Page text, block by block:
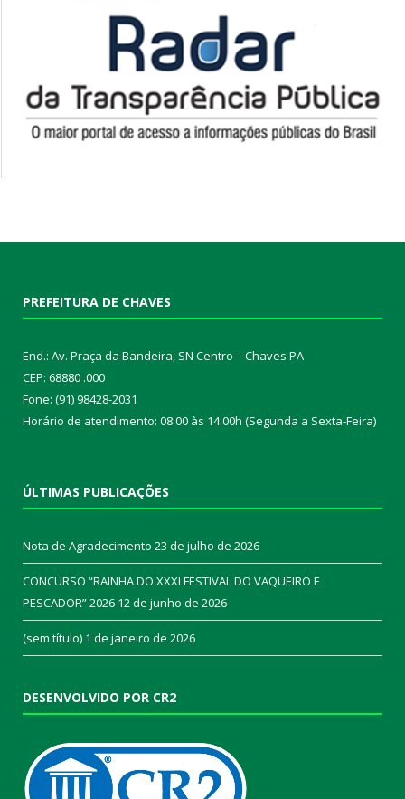
PREFEITURA DE CHAVES
End.: Av. Praça da Bandeira, SN Centro – Chaves PA
CEP: 68880 .000
Fone: (91) 98428-2031
Horário de atendimento: 08:00 às 14:00h (Segunda a Sexta-Feira)
ÚLTIMAS PUBLICAÇÕES
Nota de Agradecimento 23 de julho de 2026
CONCURSO “RAINHA DO XXXI FESTIVAL DO VAQUEIRO E
PESCADOR” 2026 12 de junho de 2026
(sem título) 1 de janeiro de 2026
DESENVOLVIDO POR CR2